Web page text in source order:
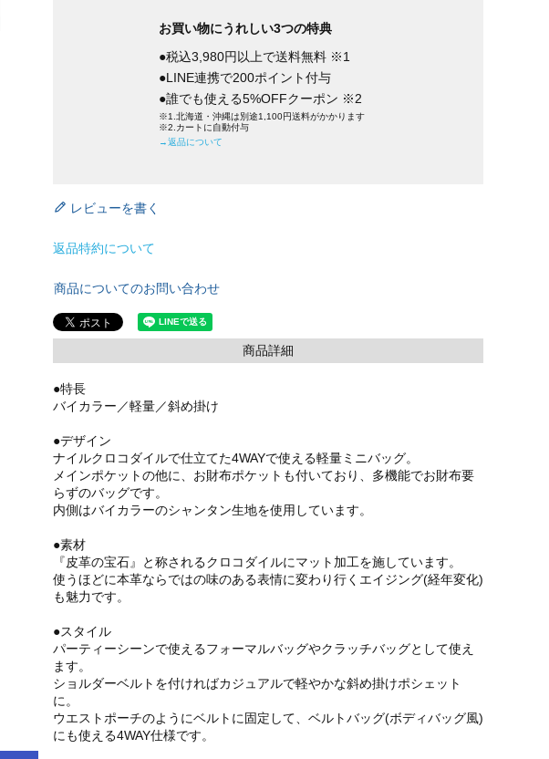
お買い物にうれしい3つの特典
●税込3,980円以上で送料無料 ※1
●LINE連携で200ポイント付与
●誰でも使える5%OFFクーポン ※2
※1.北海道・沖縄は別途1,100円送料がかかります
※2.カートに自動付与
→返品について
レビューを書く
返品特約について
商品についてのお問い合わせ
商品詳細
●特長
バイカラー／軽量／斜め掛け
●デザイン
ナイルクロコダイルで仕立てた4WAYで使える軽量ミニバッグ。
メインポケットの他に、お財布ポケットも付いており、多機能でお財布要
らずのバッグです。
内側はバイカラーのシャンタン生地を使用しています。
●素材
『皮革の宝石』と称されるクロコダイルにマット加工を施しています。
使うほどに本革ならではの味のある表情に変わり行くエイジング(経年変化)
も魅力です。
●スタイル
パーティーシーンで使えるフォーマルバッグやクラッチバッグとして使え
ます。
ショルダーベルトを付ければカジュアルで軽やかな斜め掛けポシェット
に。
ウエストポーチのようにベルトに固定して、ベルトバッグ(ボディバッグ風)
にも使える4WAY仕様です。